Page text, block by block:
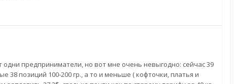
предприниматели, но вот мне очень невыгодно: сейчас 39
38 позиций 100-200 гр., а то и меньше ( кофточки, платья и